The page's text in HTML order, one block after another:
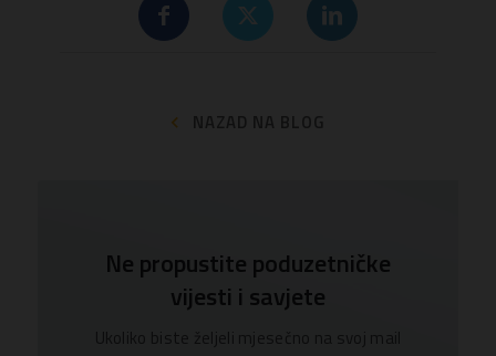
Ne propustite poduzetničke
vijesti i savjete